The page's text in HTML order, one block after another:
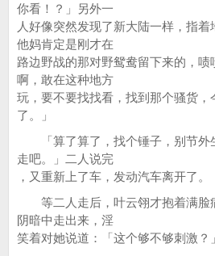
你看！？」另外一
人好像突然发现了新大陆一样，指
他妈肯定是刚才在
路边野战的那对野鸳鸯留下来的，
啊，敢在这种地方
玩，要不要找找看，找到那个骚货，
了。」
「算了算了，找个锤子，别节外
走吧。」二人说完
，又重新上了车，发动汽车离开了。
等二人走后，叶云翎才抱着满脸
阴暗中走出来，淫
笑着对她说道：「这个够不够刺激？」